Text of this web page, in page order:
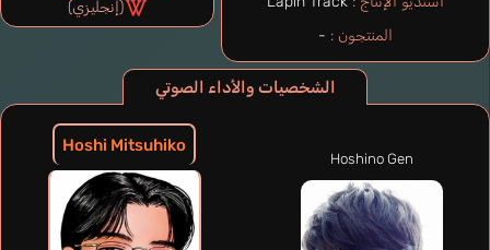
المنتجون : -
الشخصيات والأداء الصوتي
Hoshi Mitsuhiko
Hoshino Gen
(إنجليزي)